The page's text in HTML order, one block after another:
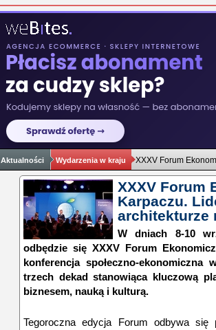
Aktualności Wydarzenia w kraju XXXV Forum
XXXV Forum
Karpaczu.
architekturze
W dniach 8-10
odbędzie się XXXV Forum
konferencja społeczno-
trzech dekad stanowiąca kluczową
biznesem, nauką i kulturą.
Tegoroczna edycja Forum odbywa się